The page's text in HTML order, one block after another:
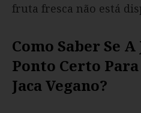
fruta fresca não está
Como Saber Se A
Ponto Certo
Jaca Vegano?